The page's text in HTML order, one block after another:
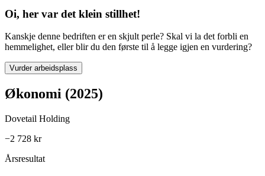
Oi, her var det klein stillhet!
Kanskje denne bedriften er en skjult perle? Skal vi la det forbli en
hemmelighet, eller blir du den første til å legge igjen en vurdering?
Vurder arbeidsplass
Økonomi (2025)
Dovetail Holding
−2 728 kr
Årsresultat